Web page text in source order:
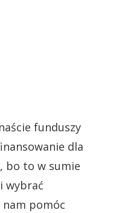
funduszy
dla
bo to w sumie
wybrać
nam pomóc